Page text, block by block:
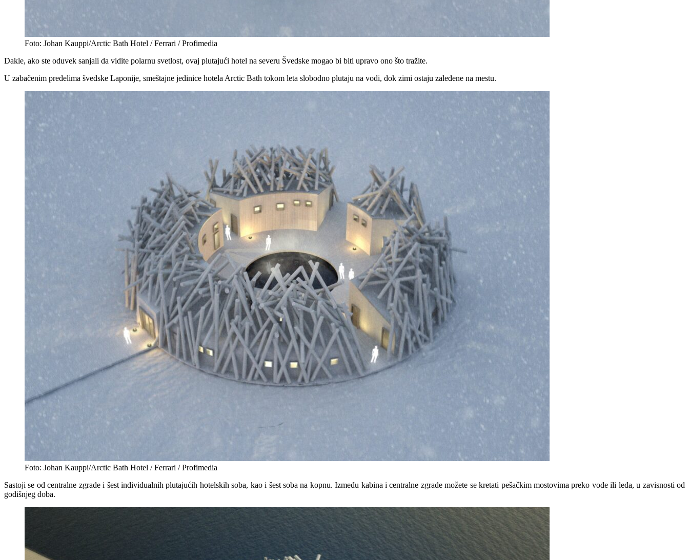
Foto: Johan Kauppi/Arctic Bath Hotel / Ferrari / Profimedia
Dakle, ako ste oduvek sanjali da vidite polarnu svetlost, ovaj plutajući hotel na severu Švedske mogao bi biti upravo ono što tražite.
U zabačenim predelima švedske Laponije, smeštajne jedinice hotela Arctic Bath tokom leta slobodno plutaju na vodi, dok zimi ostaju zaleđene na mestu.
Foto: Johan Kauppi/Arctic Bath Hotel / Ferrari / Profimedia
Sastoji se od centralne zgrade i šest individualnih plutajućih hotelskih soba, kao i šest soba na kopnu. Između kabina i centralne zgrade možete se kretati pešačkim mostovima preko vode ili leda, u zavisnosti od
godišnjeg doba.